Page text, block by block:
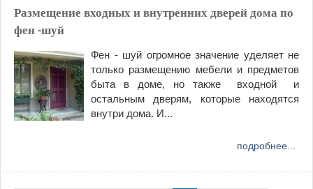
Размещение входных и внутренних дверей дома по
фен -шуй
Фен - шуй огромное значение уделяет не
только размещению мебели и предметов
быта в доме, но также входной и
остальным дверям, которые находятся
внутри дома. И...
подробнее...